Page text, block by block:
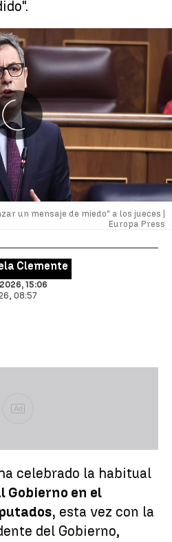
un mensaje de miedo" a los jueces |
Europa Press
Clemente
15:06
08:57
Ad
celebrado la habitual
Gobierno en el
esta vez con la
del Gobierno,